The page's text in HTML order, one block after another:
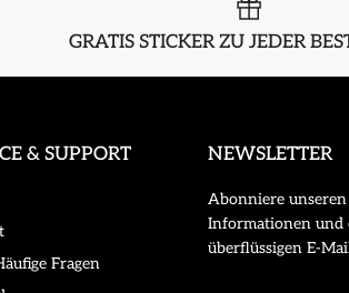
GRATIS STICKER ZU JEDER
& SUPPORT
Fragen
NEWSLETTER
Abonniere
Informationen und
überflüssigen E-